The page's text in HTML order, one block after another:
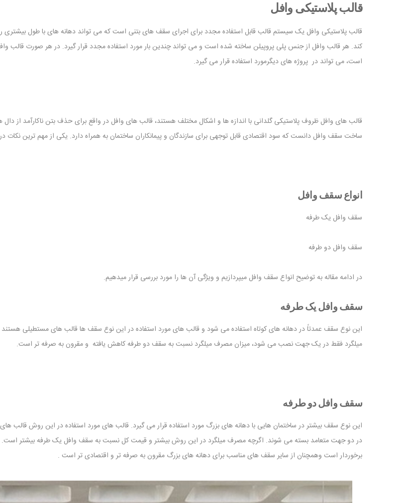
قالب پلاستیکی وافل
قالب پلاستیکی وافل یک سیستم قالب قابل استفاده مجدد برای اجرای سقف های بتنی است که می تواند دهانه های با طول
کند. هر قالب وافل از جنس پلی پروپیلن ساخته شده است و می تواند چندین بار مورد استفاده مجدد قرار گیرد. در هر صورت قالب
است، می تواند در پروژه های دیگرمورد استفاده قرار می گیرد.
قالب های وافل ظروف پلاستیکی گلدانی با اندازه ها و اشکال مختلف هستند، قالب های وافل در واقع برای حذف بتن ناکارآمد از
ساخت سقف وافل دانست که سود اقتصادی قابل توجهی برای سازندگان و پیمانکاران ساختمان به همراه دارد. یکی از مهم ترین نکات
انواع سقف وافل
سقف وافل یک طرفه
سقف وافل دو طرفه
در ادامه مقاله به توضیح انواع سقف وافل میپردازیم و ویژگی آن ها را مورد بررسی قرار میدهیم.
سقف وافل یک طرفه
این نوع سقف عمدتاً در دهانه های کوتاه استفاده می شود و قالب های مورد استفاده در این نوع سقف ها قالب های مستطیلی
میلگرد فقط در یک جهت نصب می شود، میزان مصرف میلگرد نسبت به سقف دو طرفه کاهش یافته و مقرون به صرفه تر است.
سقف وافل دو طرفه
این نوع سقف بیشتر در ساختمان هایی با دهانه های بزرگ مورد استفاده قرار می گیرد. قالب های مورد استفاده در این روش قالب
در دو جهت متعامد بسته می شوند. اگرچه مصرف میلگرد در این روش بیشتر و قیمت کل نسبت به سقف وافل یک طرفه بیشتر است.
برخوردار است وهمچنان از سایر سقف های مناسب برای دهانه های بزرگ مقرون به صرفه تر و اقتصادی تر است .